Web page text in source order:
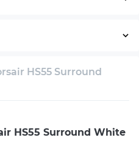
центр
HS55 Surround
HS55 Surround White